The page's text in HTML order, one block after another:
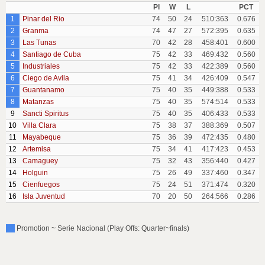
Pl W L
PCT
1
Pinar del Rio 74 50 24 510:363
0.676
2
Granma 74 47 27 572:395
0.635
3
Las Tunas 70 42 28 458:401
0.600
4
Santiago de Cuba 75 42 33 469:432
0.560
5
Industriales 75 42 33 422:389
0.560
6
Ciego de Avila 75 41 34 426:409
0.547
7
Guantanamo 75 40 35 449:388
0.533
8
Matanzas 75 40 35 574:514
0.533
9
Sancti Spiritus 75 40 35 406:433
0.533
10
Villa Clara 75 38 37 388:369
0.507
11
Mayabeque 75 36 39 472:435
0.480
12
Artemisa 75 34 41 417:423
0.453
13
Camaguey 75 32 43 356:440
0.427
14
Holguin 75 26 49 337:460
0.347
15
Cienfuegos 75 24 51 371:474
0.320
16
Isla Juventud 70 20 50 264:566 0.286
Promotion ~ Serie Nacional (Play Offs: Quarter~finals)